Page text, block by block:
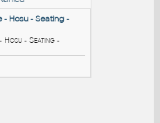
- Think 465 Series -